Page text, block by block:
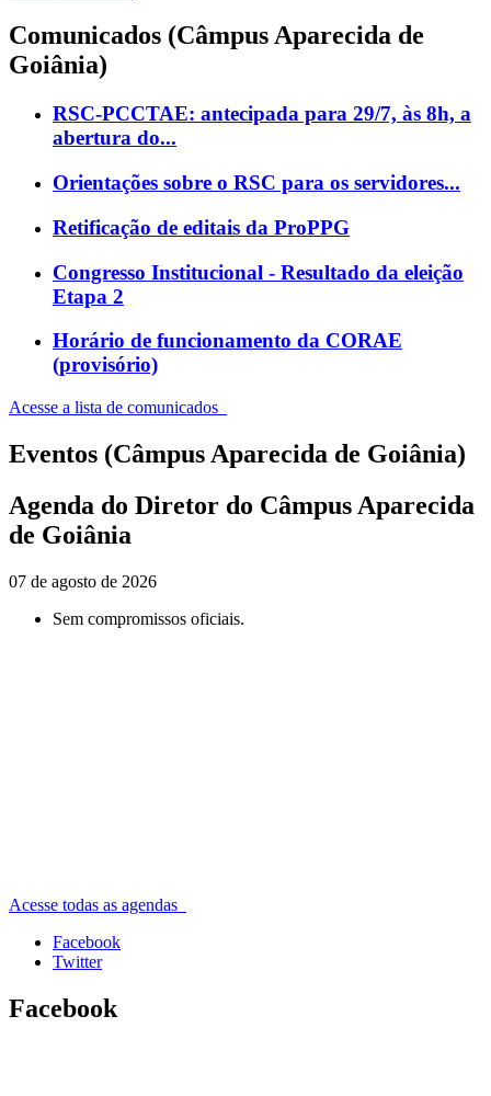
Comunicados (Câmpus Aparecida de
Goiânia)
RSC-PCCTAE: antecipada para 29/7, às 8h, a
abertura do...
Orientações sobre o RSC para os servidores...
Retificação de editais da ProPPG
Congresso Institucional - Resultado da eleição
Etapa 2
Horário de funcionamento da CORAE
(provisório)
Acesse a lista de comunicados
Eventos (Câmpus Aparecida de Goiânia)
Agenda do Diretor do Câmpus Aparecida
de Goiânia
07 de agosto de 2026
Sem compromissos oficiais.
Acesse todas as agendas
Facebook
Twitter
Facebook